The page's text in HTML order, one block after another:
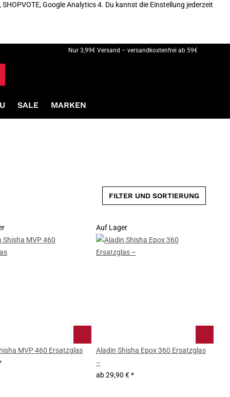
Google Analytics 4. Du kannst die Einstellung jederzeit
Nur 3,99€ Versand – versandkostenfrei ab 59€
SALE MARKEN
MVP 460 Ersatzglas
Auf Lager
Aladin Shisha Epox 360 Ersatzglas
–
ab29,90 €*
FILTER UND SORTIERUNG